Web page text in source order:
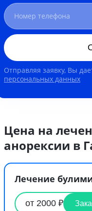
Отправляя заявку, Вы
персональных данных
Цена на
анорексии в
Лечение
от 2000 ₽